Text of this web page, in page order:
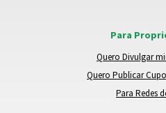
Para
Quero Divulgar
Quero Publicar
Para Redes